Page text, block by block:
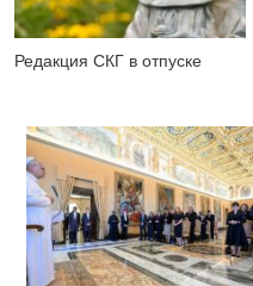
Редакция СКГ в отпуске